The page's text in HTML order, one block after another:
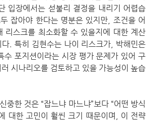
입장에서는 섣불리 결정을 내리기 어렵습
잡아야 한다는 명분은 있지만, 조건을 어
리스크를 최소화할 수 있을지에 대한 계산
. 특히 김현수는 나이 리스크가, 박해민은
수 포지션이라는 시장 평가 문제가 있어 구
시나리오를 검토하고 있을 가능성이 높습
중한 것은 “잡느냐 마느냐”보다 “어떤 방식
대한 고민이 훨씬 크기 때문이며, 이 전략